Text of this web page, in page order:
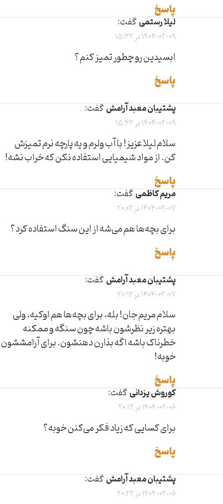
پاسخ
لیلا رستمیگفت:
1404-02-09 در 15:32
ابسیدین رو چطور تمیز کنم؟
پاسخ
پشتیبان معبد آرامشگفت:
1404-02-09 در 15:42
سلام لیلا عزیز! با آب ولرم و یه پارچه نرم تمیزش
کن. از مواد شیمیایی استفاده نکن که خراب نشه!
پاسخ
مریم کاظمیگفت:
1404-02-07 در 20:02
برای بچه‌ها هم می‌شه از این سنگ استفاده کرد؟
پاسخ
پشتیبان معبد آرامشگفت:
1404-02-07 در 20:12
سلام مریم جان! بله، برای بچه‌ها هم اوکیه، ولی
بهتره زیر نظرشون باشه چون سنگه و ممکنه
خطرناک باشه اگه بذارن دهنشون. برای آرامششون
خوبه!
پاسخ
کوروش یزدانیگفت:
1404-02-06 در 20:12
برای کسایی که زیاد فکر می‌کنن خوبه؟
پاسخ
پشتیبان معبد آرامشگفت:
1404-02-06 در 20:22